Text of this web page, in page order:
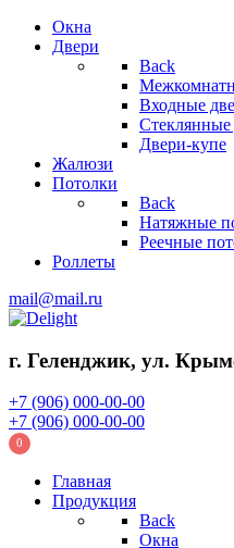
Окна
Двери
Back
Входные
Стеклянные
Двери-купе
Жалюзи
Потолки
Back
Натяжные
Реечные
Роллеты
mail@mail.ru
г. Геленджик, ул.
+7 (906) 000-00-00
+7 (906) 000-00-00
0
Главная
Продукция
Back
Окна